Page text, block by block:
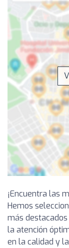
¡Encuentra las
Hemos
más
la atención
en la calidad y